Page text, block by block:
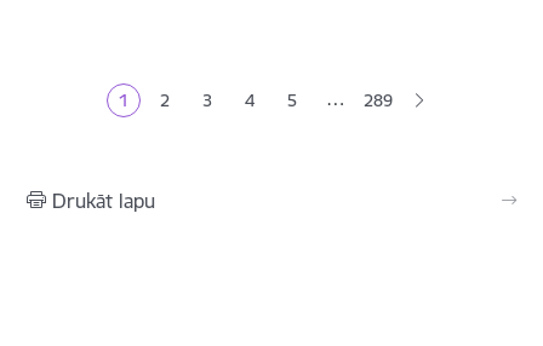
Pašreizējā lapa
1 Lapa
2 Lapa
3 Lapa
4 Lapa
5 … 289
Drukāt lapu